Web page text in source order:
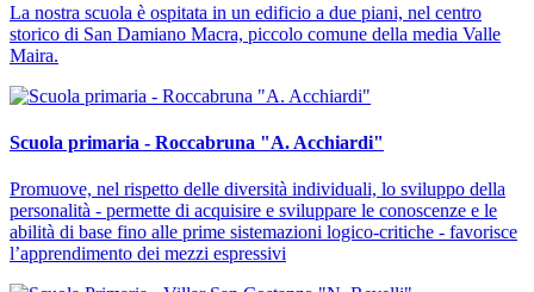
La nostra scuola è ospitata in un edificio a due piani, nel centro
storico di San Damiano Macra, piccolo comune della media Valle
Maira.
Scuola primaria - Roccabruna "A. Acchiardi"
Promuove, nel rispetto delle diversità individuali, lo sviluppo della
personalità - permette di acquisire e sviluppare le conoscenze e le
abilità di base fino alle prime sistemazioni logico-critiche - favorisce
l’apprendimento dei mezzi espressivi